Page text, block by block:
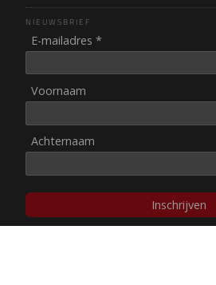
NIEUWSBRIEF
E-mailadres *
Voornaam
Achternaam
Inschrijven